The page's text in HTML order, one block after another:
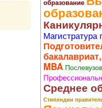
образование
Магистратура
MBA
Среднее
Стипендии